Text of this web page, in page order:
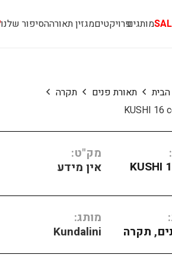
מותגיםפרויקטיםמגזין תאורההסיפור שלנו
תאורת פנים
תקרה
KUSHI 16
KUSHI
מק"ט:
אין מידע
, תקרה
מותג:
Kundalini